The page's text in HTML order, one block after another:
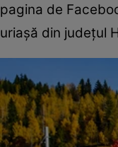
pagina de
uriașă din județul